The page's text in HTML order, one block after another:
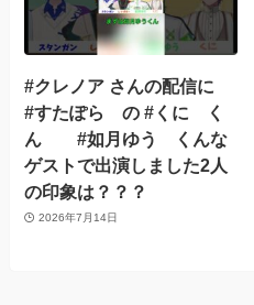
#クレノア さんの配信に
#すたぽら の #くに く
ん #如月ゆう くんな
ゲストで出演しました2人
の印象は？？？
2026年7月14日